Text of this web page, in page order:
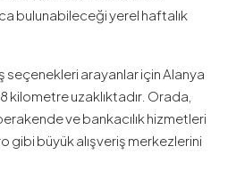
bulunabileceği yerel haftalık
seçenekleri arayanlar için Alanya
kilometre uzaklıktadır. Orada,
ve bankacılık hizmetleri
gibi büyük alışveriş merkezlerini